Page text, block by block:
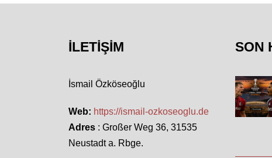
İLETIŞIM
İsmail Özköseoğlu
Web: https://ismail-ozkoseoglu.de
Adres : Großer Weg 36, 31535
Neustadt a. Rbge.
SON